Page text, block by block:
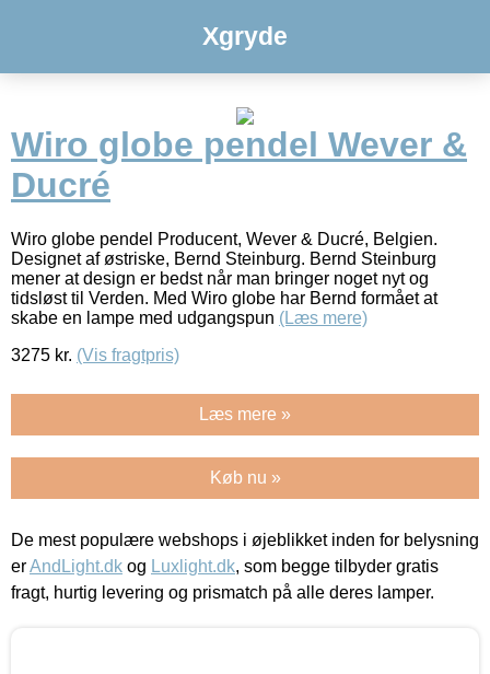
Xgryde
Wiro globe pendel Wever &
Ducré
Wiro globe pendel Producent, Wever & Ducré, Belgien.
Designet af østriske, Bernd Steinburg. Bernd Steinburg
mener at design er bedst når man bringer noget nyt og
tidsløst til Verden. Med Wiro globe har Bernd formået at
skabe en lampe med udgangspun (Læs mere)
3275 kr. (Vis fragtpris)
Læs mere »
Køb nu »
De mest populære webshops i øjeblikket inden for belysning
erAndLight.dk og Luxlight.dk, som begge tilbyder gratis
fragt, hurtig levering og prismatch på alle deres lamper.